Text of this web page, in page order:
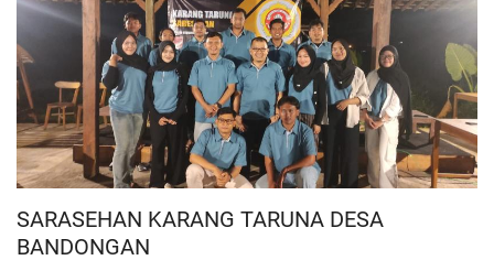
SARASEHAN KARANG TARUNA DESA
BANDONGAN